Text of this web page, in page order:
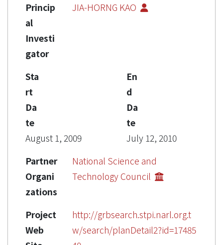
Princip
al
Investi
gator
JIA-HORNG KAO
Sta
rt
Da
te
August 1, 2009
En
d
Da
te
July 12, 2010
Partner
Organi
zations
National Science and
Technology Council
Project
Web
http://grbsearch.stpi.narl.org.t
w/search/planDetail2?id=17485